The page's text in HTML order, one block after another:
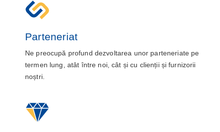
Parteneriat
Ne preocupă profund dezvoltarea unor parteneriate pe
termen lung, atât între noi, cât și cu clienții și furnizorii
noștri.